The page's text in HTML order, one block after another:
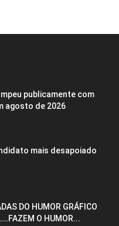
publicamente com
agosto de 2026
mais desapoiado
DO HUMOR GRÁFICO
O HUMOR...